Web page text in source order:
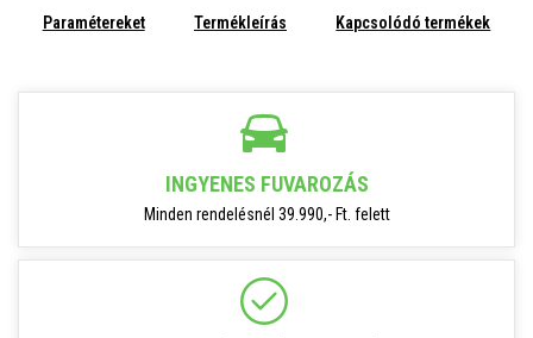
Paramétereket Termékleírás Kapcsolódó termékek
INGYENES FUVAROZÁS
Minden rendelésnél 39.990,- Ft. felett